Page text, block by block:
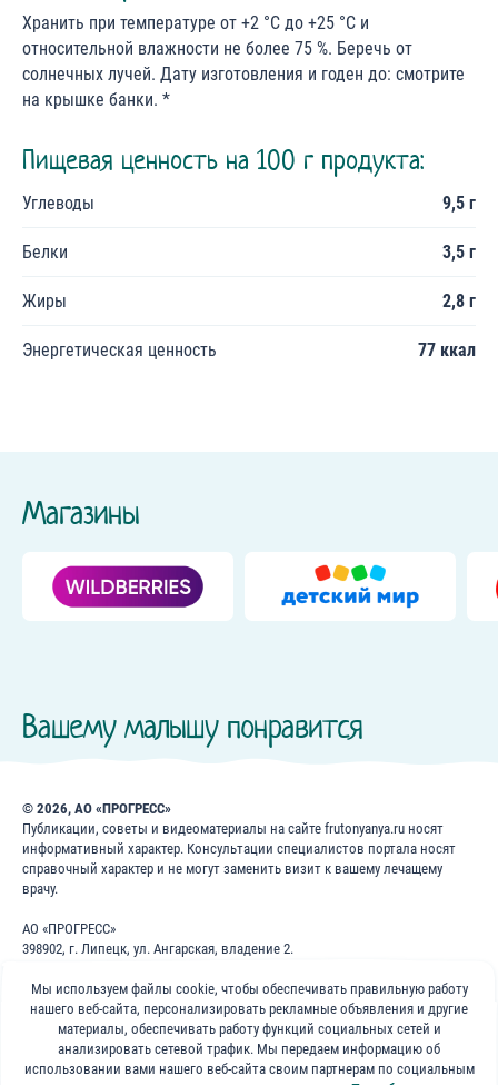
Хранить при температуре от +2 °С до +25 °С и
относительной влажности не более 75 %. Беречь от
солнечных лучей. Дату изготовления и годен до: смотрите
на крышке банки. *
Пищевая ценность на 100 г продукта:
Углеводы 9,5 г
Белки 3,5 г
Жиры 2,8 г
Энергетическая ценность 77 ккал
Магазины
Вашему малышу понравится
© 2026, АО «ПРОГРЕСС»
Публикации, советы и видеоматериалы на сайте frutonyanya.ru носят
информативный характер. Консультации специалистов портала носят
справочный характер и не могут заменить визит к вашему лечащему
врачу.
АО «ПРОГРЕСС»
398902, г. Липецк, ул. Ангарская, владение 2.
ОГРН: 1024840823996
8 800 200 1 400
Бесплатно для звонков по России
Мы используем файлы cookie, чтобы обеспечивать правильную работу
нашего веб-сайта, персонализировать рекламные объявления и другие
материалы, обеспечивать работу функций социальных сетей и
анализировать сетевой трафик. Мы передаем информацию об
использовании вами нашего веб-сайта своим партнерам по социальным